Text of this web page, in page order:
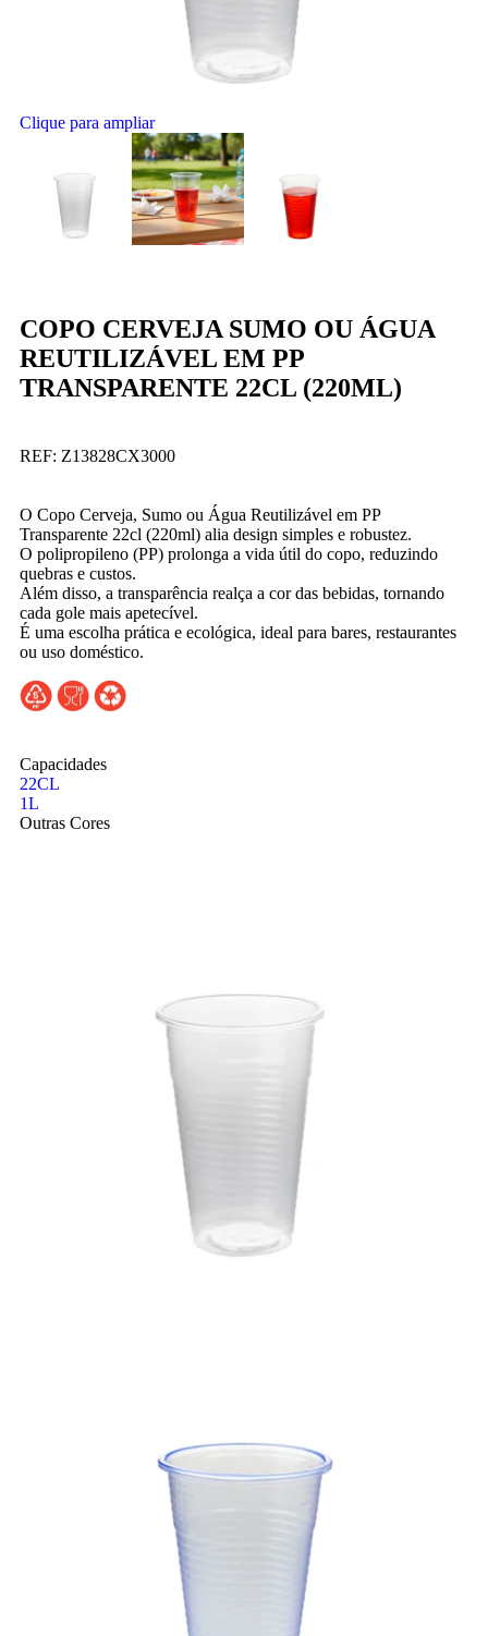
Clique para ampliar
COPO CERVEJA SUMO OU ÁGUA
REUTILIZÁVEL EM PP
TRANSPARENTE 22CL (220ML)
REF: Z13828CX3000
O Copo Cerveja, Sumo ou Água Reutilizável em PP
Transparente 22cl (220ml) alia design simples e robustez.
O polipropileno (PP) prolonga a vida útil do copo, reduzindo
quebras e custos.
Além disso, a transparência realça a cor das bebidas, tornando
cada gole mais apetecível.
É uma escolha prática e ecológica, ideal para bares, restaurantes
ou uso doméstico.
Capacidades
22CL
1L
Outras Cores